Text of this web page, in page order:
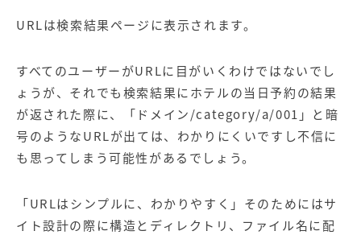
URLは検索結果ページに表示されます。
すべてのユーザーがURLに目がいくわけではないでし
ょうが、それでも検索結果にホテルの当日予約の結果
が返された際に、「ドメイン/category/a/001」と暗
号のようなURLが出ては、わかりにくいですし不信に
も思ってしまう可能性があるでしょう。
「URLはシンプルに、わかりやすく」そのためにはサ
イト設計の際に構造とディレクトリ、ファイル名に配